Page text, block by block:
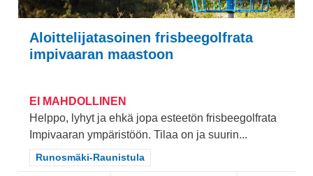
Aloittelijatasoinen frisbeegolfrata
impivaaran maastoon
EI MAHDOLLINEN
Helppo, lyhyt ja ehkä jopa esteetön frisbeegolfrata
Impivaaran ympäristöön. Tilaa on ja suurin...
Rajaa tulokset teeman mukaan: Runosmäki-Raunistula
Runosmäki-Raunistula